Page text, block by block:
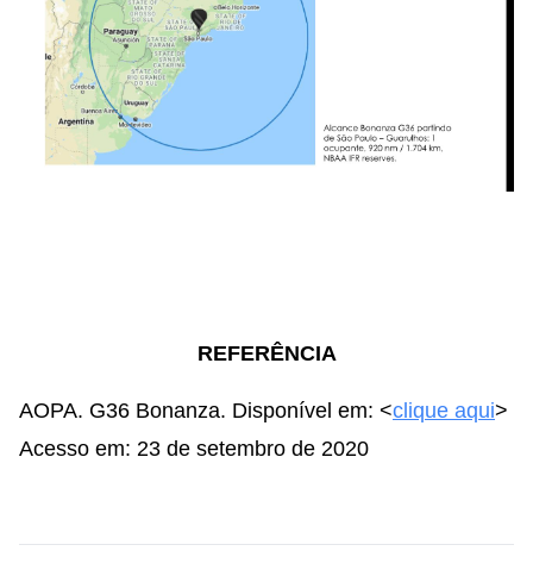
REFERÊNCIA
AOPA. G36 Bonanza. Disponível em: <clique aqui>
Acesso em: 23 de setembro de 2020